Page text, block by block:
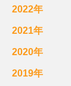
2022年
2021年
2020年
2019年